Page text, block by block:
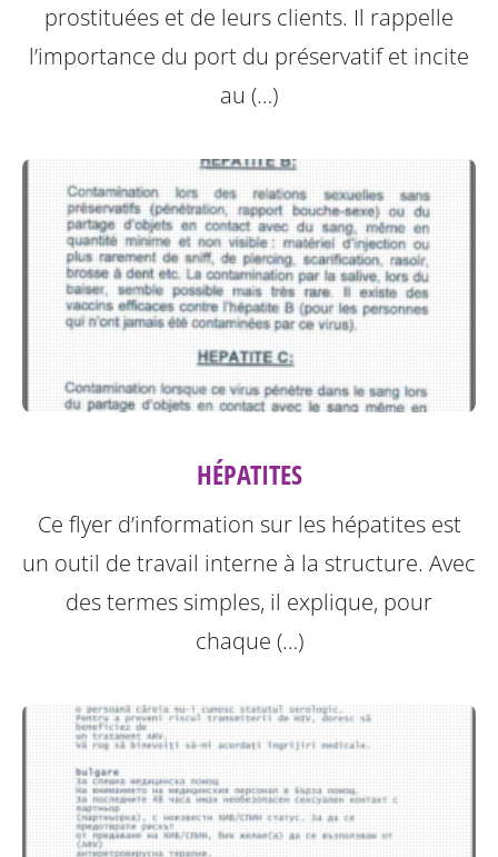
prostituées et de leurs clients. Il rappelle
l’importance du port du préservatif et incite
au (…)
HÉPATITES
Ce flyer d’information sur les hépatites est
un outil de travail interne à la structure. Avec
des termes simples, il explique, pour
chaque (…)